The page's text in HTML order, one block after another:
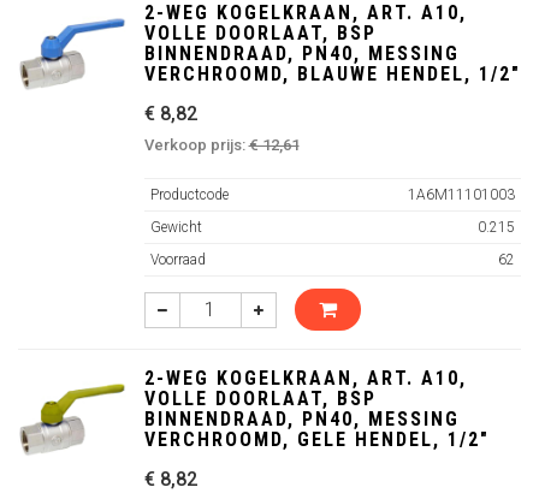
2-WEG KOGELKRAAN, ART. A10,
VOLLE DOORLAAT, BSP
BINNENDRAAD, PN40, MESSING
VERCHROOMD, BLAUWE HENDEL, 1/2"
€ 8,82
Verkoop prijs:€ 12,61
Productcode
1A6M11101003
Gewicht
0.215
Voorraad
62
2-WEG KOGELKRAAN, ART. A10,
VOLLE DOORLAAT, BSP
BINNENDRAAD, PN40, MESSING
VERCHROOMD, GELE HENDEL, 1/2"
€ 8,82